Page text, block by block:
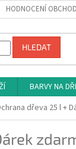
HODNOCENÍ
HLEDAT
BARVY NA
dřeva 25 l+